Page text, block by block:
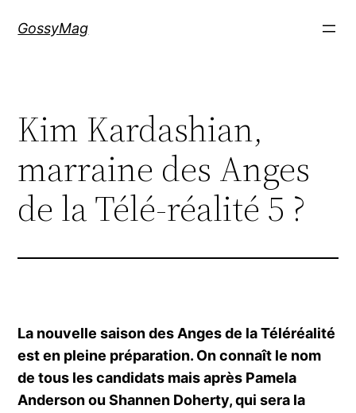
GossyMag
Kim Kardashian,
marraine des Anges
de la Télé-réalité 5 ?
La nouvelle saison des Anges de la Téléréalité
est en pleine préparation. On connaît le nom
de tous les candidats mais après Pamela
Anderson ou Shannen Doherty, qui sera la